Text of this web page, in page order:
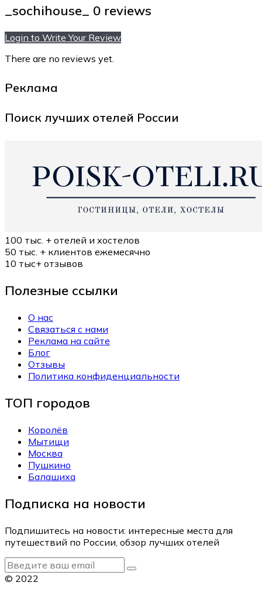
_sochihouse_ 0 reviews
Login to Write Your Review
There are no reviews yet.
Реклама
Поиск лучших отелей России
100 тыс. + отелей и хостелов
50 тыс. + клиентов ежемесячно
10 тыс+ отзывов
Полезные ссылки
О нас
Связаться с нами
Реклама на сайте
Блог
Отзывы
Политика конфиденциальности
ТОП городов
Королёв
Мытищи
Москва
Пушкино
Балашиха
Подписка на новости
Подпишитесь на новости: интересные места для
путешествий по России, обзор лучших отелей
© 2022